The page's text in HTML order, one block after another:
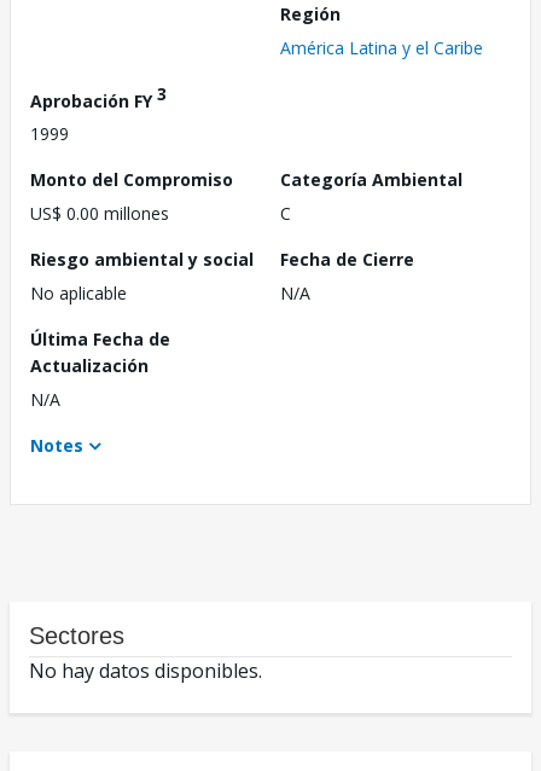
Región
América Latina y el Caribe
Aprobación FY3
1999
Monto del Compromiso
US$ 0.00 millones
Categoría Ambiental
C
Riesgo ambiental y social
No aplicable
Fecha de Cierre
N/A
Última Fecha de
Actualización
N/A
Notes
Sectores
No hay datos disponibles.